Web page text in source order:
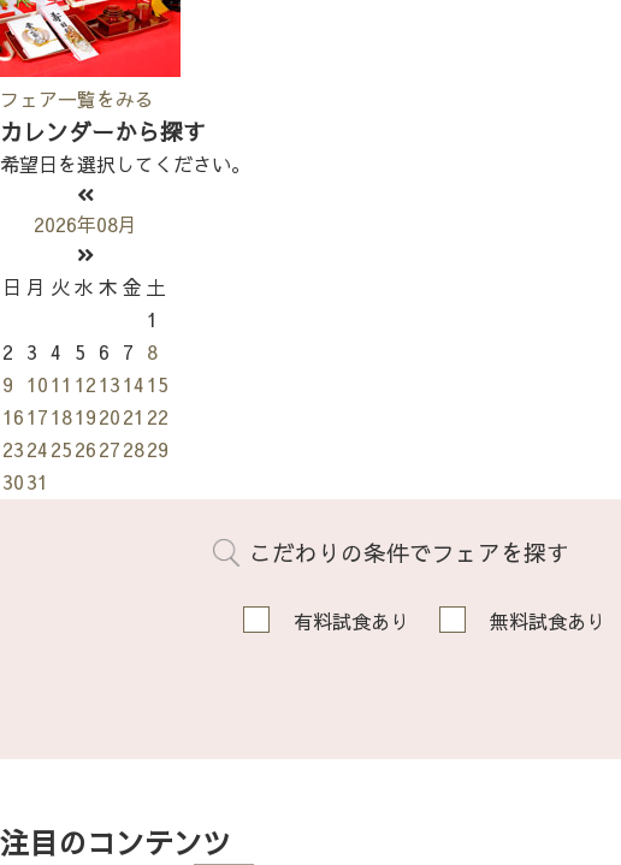
フェア一覧をみる
カレンダーから探す
希望日を選択してください。
2026年08月
日 月 火 水 木 金 土
1
2 3 4 5 6 7 8
9 1011 12131415
161718192021 22
23242526272829
3031
こだわりの条件でフェアを探す
有料試食あり 無料試食あり
注目のコンテンツ